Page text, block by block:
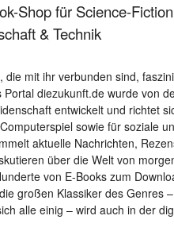
Shop für Science-
& Technik
die mit ihr verbunden sind,
diezukunft.de wurde von
entwickelt und richtet
sowie für soziale
aktuelle Nachrichten,
über die Welt von
von E-Books zum
großen Klassiker des Genres
alle einig – wird auch in der